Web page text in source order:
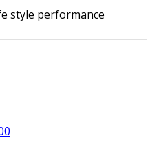
style performance